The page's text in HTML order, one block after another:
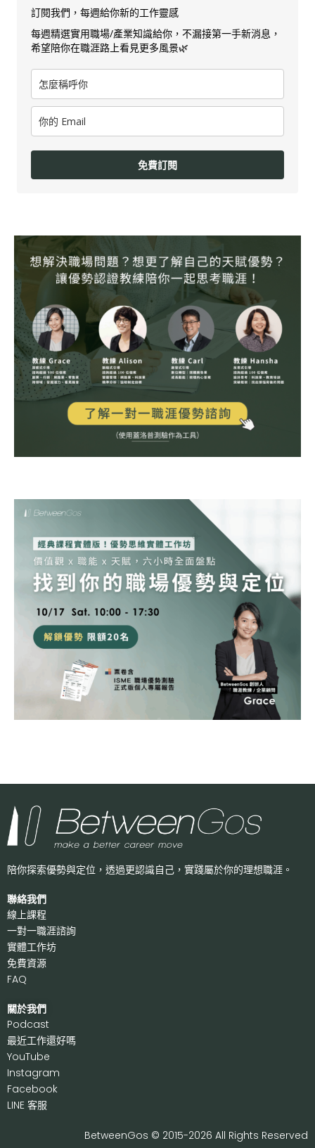
訂閱我們，每週給你新的工作靈感
每週精選實用職場/產業知識給你，不漏接第一手新消息，
希望陪你在職涯路上看見更多風景🌿
免費訂閱
陪你探索優勢與定位，透過更認識自己， 實踐屬於你的理想職涯。
聯絡我們
線上課程
一對一職涯諮詢
實體工作坊
免費資源
FAQ
關於我們
Podcast
最近工作還好嗎
YouTube
Instagram
Facebook
LINE 客服
BetweenGos © 2015-2026 All Rights Reserved